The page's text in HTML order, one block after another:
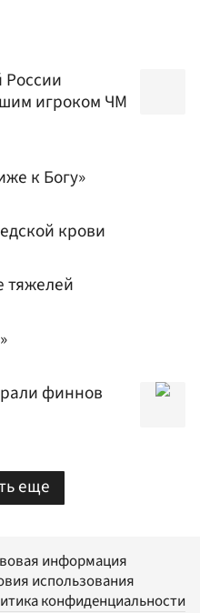
игроком ЧМ
к Богу»
крови
тяжелей
финнов
еще
информация
использования
конфиденциальности